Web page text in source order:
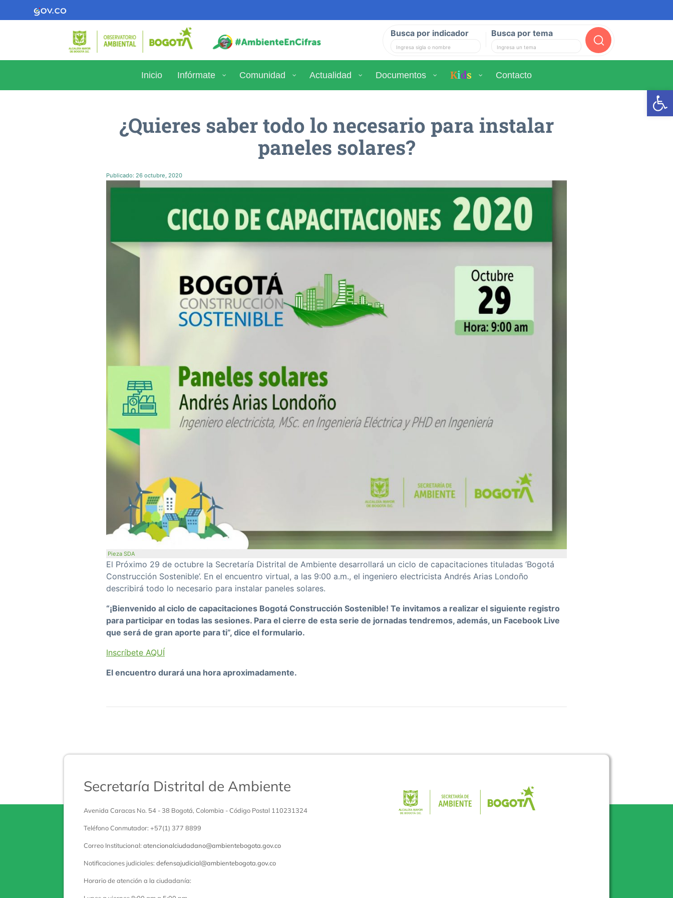
Busca por indicador Busca por tema
Buscar
Inicio Infórmate Comunidad Actualidad Documentos Kids Contacto
¿Quieres saber todo lo necesario para instalar
paneles solares?
Publicado: 26 octubre, 2020
Pieza SDA
El Próximo 29 de octubre la Secretaría Distrital de Ambiente desarrollará un ciclo de capacitaciones tituladas ‘Bogotá
Construcción Sostenible’. En el encuentro virtual, a las 9:00 a.m., el ingeniero electricista Andrés Arias Londoño
describirá todo lo necesario para instalar paneles solares.
“¡Bienvenido al ciclo de capacitaciones Bogotá Construcción Sostenible! Te invitamos a realizar el siguiente registro
para participar en todas las sesiones. Para el cierre de esta serie de jornadas tendremos, además, un Facebook Live
que será de gran aporte para ti”, dice el formulario.
Inscríbete AQUÍ
El encuentro durará una hora aproximadamente.
Secretaría Distrital de Ambiente
Avenida Caracas No. 54 - 38 Bogotá, Colombia - Código Postal 110231324
Teléfono Conmutador: +57(1) 377 8899
Correo Institucional: atencionalciudadano@ambientebogota.gov.co
Notificaciones judiciales: defensajudicial@ambientebogota.gov.co
Horario de atención a la ciudadanía: